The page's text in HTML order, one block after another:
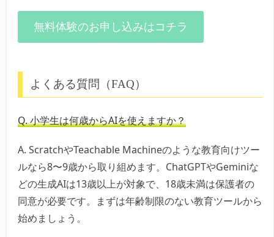
無料体験のお申し込みはコチラ
よくある質問（FAQ）
Q. 小学生は何歳からAIを使えますか？
A. ScratchやTeachable Machineのような教育向けツー
ルなら8〜9歳から取り組めます。ChatGPTやGeminiな
どの生成AIは13歳以上が対象で、18歳未満は保護者の
同意が必要です。まずは年齢制限のない教育ツールから
始めましょう。